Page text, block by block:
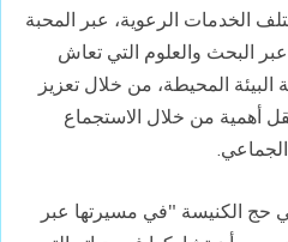
الخدمات الرعوية، عبر المحبة
البحث والعلوم التي تعاش
المحيطة، من خلال تعزيز
يقل أهمية من خلال الاستجماع
الجماعي.
حج الكنيسة "في مسيرتها عبر